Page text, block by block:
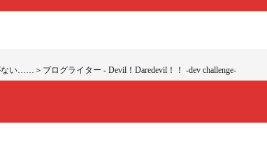
い……＞ブログライター - Devil！Daredevil！！ -dev challenge-